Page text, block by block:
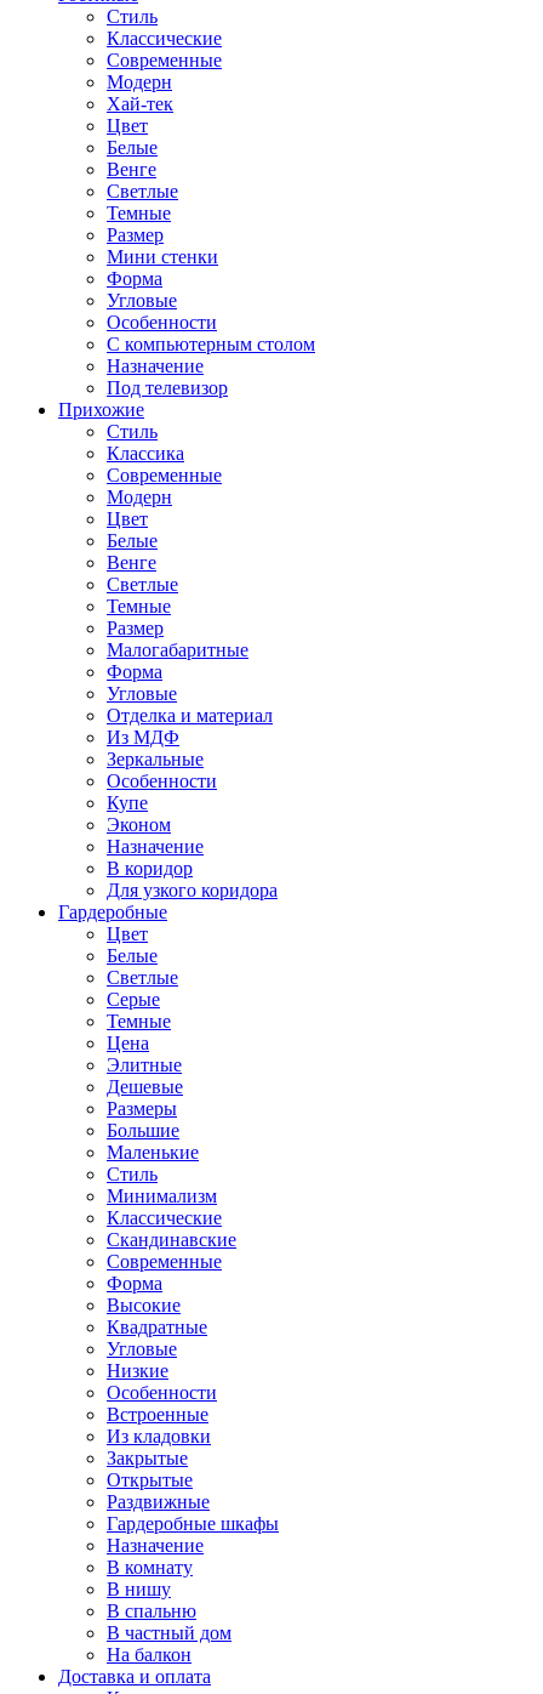
Стиль
Классические
Современные
Модерн
Хай-тек
Цвет
Белые
Венге
Светлые
Темные
Размер
Мини стенки
Форма
Угловые
Особенности
С компьютерным столом
Назначение
Под телевизор
Прихожие
Стиль
Классика
Современные
Модерн
Цвет
Белые
Венге
Светлые
Темные
Размер
Малогабаритные
Форма
Угловые
Отделка и материал
Из МДФ
Зеркальные
Особенности
Купе
Эконом
Назначение
В коридор
Для узкого коридора
Гардеробные
Цвет
Белые
Светлые
Серые
Темные
Цена
Элитные
Дешевые
Размеры
Большие
Маленькие
Стиль
Минимализм
Классические
Скандинавские
Современные
Форма
Высокие
Квадратные
Угловые
Низкие
Особенности
Встроенные
Из кладовки
Закрытые
Открытые
Раздвижные
Гардеробные шкафы
Назначение
В комнату
В нишу
В спальню
В частный дом
На балкон
Доставка и оплата